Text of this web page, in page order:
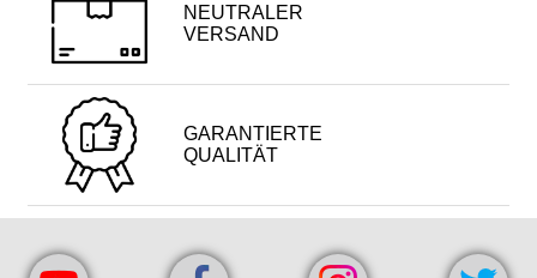
NEUTRALER
VERSAND
GARANTIERTE
QUALITÄT